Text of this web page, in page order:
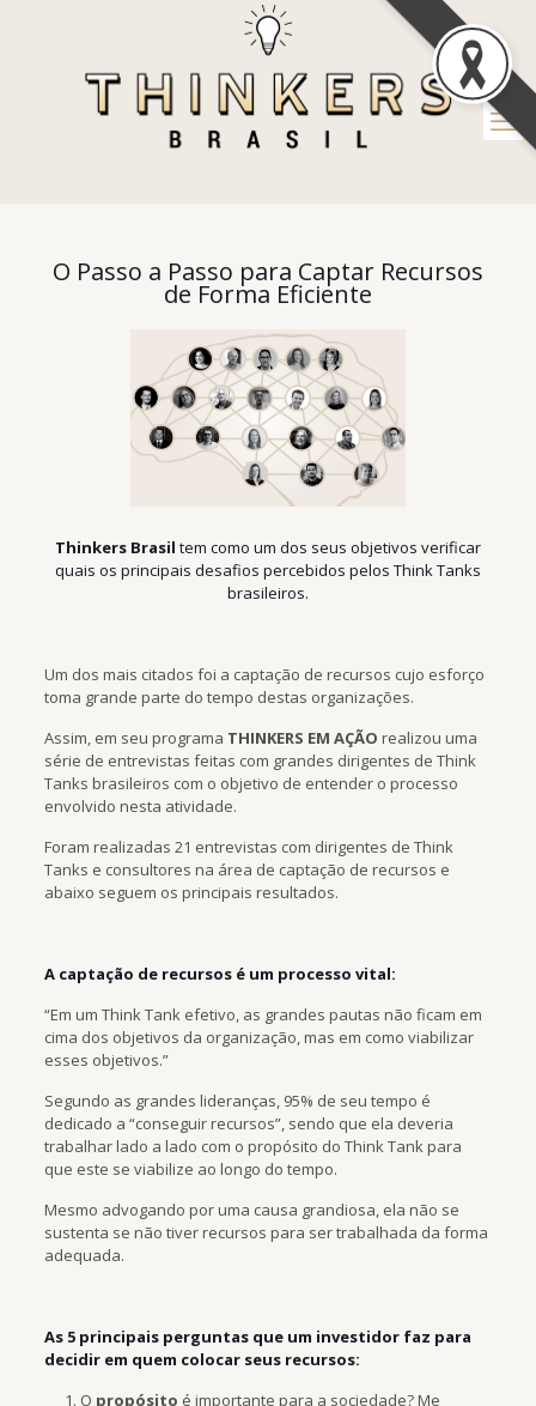
O Passo a Passo para Captar Recursos
de Forma Eficiente
Thinkers Brasil tem como um dos seus objetivos verificar
quais os principais desafios percebidos pelos Think Tanks
brasileiros.
Um dos mais citados foi a captação de recursos cujo esforço
toma grande parte do tempo destas organizações.
Assim, em seu programa THINKERS EM AÇÃO realizou uma
série de entrevistas feitas com grandes dirigentes de Think
Tanks brasileiros com o objetivo de entender o processo
envolvido nesta atividade.
Foram realizadas 21 entrevistas com dirigentes de Think
Tanks e consultores na área de captação de recursos e
abaixo seguem os principais resultados.
A captação de recursos é um processo vital:
“Em um Think Tank efetivo, as grandes pautas não ficam em
cima dos objetivos da organização, mas em como viabilizar
esses objetivos.”
Segundo as grandes lideranças, 95% de seu tempo é
dedicado a “conseguir recursos”, sendo que ela deveria
trabalhar lado a lado com o propósito do Think Tank para
que este se viabilize ao longo do tempo.
Mesmo advogando por uma causa grandiosa, ela não se
sustenta se não tiver recursos para ser trabalhada da forma
adequada.
As 5 principais perguntas que um investidor faz para
decidir em quem colocar seus recursos:
O propósito é importante para a sociedade? Me